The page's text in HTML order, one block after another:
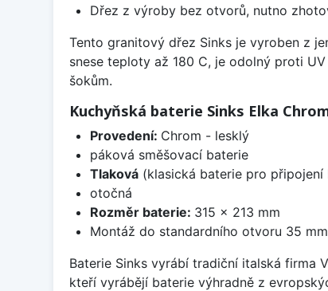
Dřez z výroby bez otvorů, nutno
Tento granitový dřez Sinks je vyroben z
snese teploty až 180 C, je odolný proti
šokům.
Kuchyňská baterie Sinks Elka
Provedení: Chrom - lesklý
páková směšovací baterie
Tlaková(klasická baterie pro připojení
otočná
Rozměr baterie: 315 x 213 mm
Montáž do standardního otvoru 35 mm
Baterie Sinks vyrábí tradiční italská firma
kteří vyrábějí baterie výhradně z